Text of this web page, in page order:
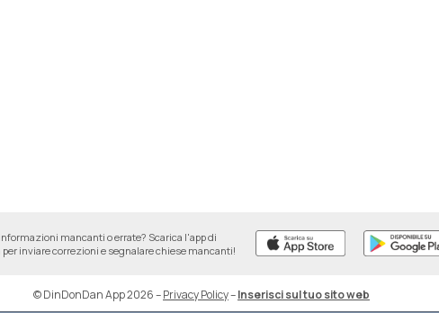
mancanti o errate? Scarica l'app di
per inviare correzioni e segnalare chiese mancanti!
© DinDonDan App 2026–Privacy Policy–Inserisci sul tuo sito web